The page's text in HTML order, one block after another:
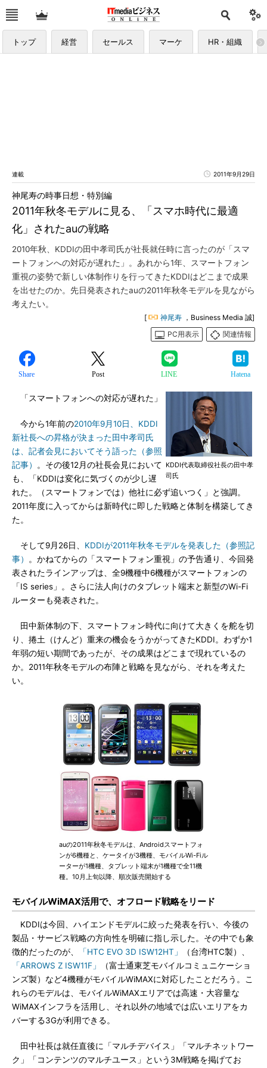
トップ 経営 セールス マーケ HR・組織
連載 2011年9月29日
2011年秋冬モデルに見る、「スマホ時代に最適
化」されたauの戦略
神尾寿の時事日想・特別編
2010年秋、KDDIの田中孝司氏が社長就任時に言ったのが「スマ
ートフォンへの対応が遅れた」。あれから1年、スマートフォン
重視の姿勢で新しい体制作りを行ってきたKDDIはどこまで成果
を出せたのか。先日発表されたauの2011年秋冬モデルを見ながら
考えたい。
[ 神尾寿 ，Business Media 誠]
PC用表示
関連情報
Share Post LINE Hatena
KDDI代表取締役社長の田中孝
司氏
「スマートフォンへの対応が遅れた」
今から1年前の2010年9月10日、KDDI
新社長への昇格が決まった田中孝司氏
は、記者会見においてそう語った（参照
記事）
。その後12月の社長会見において
も、「KDDIは変化に気づくのが少し遅
れた。（スマートフォンでは）他社に必ず追いつく」と強調。
2011年度に入ってからは新時代に即した戦略と体制を構築してき
た。
そして9月26日、 KDDIが2011年秋冬モデルを発表した（参照記
事）
。かねてからの「スマートフォン重視」の予告通り、今回発
表されたラインアップは、全9機種中6機種がスマートフォンの
「IS series」。さらに法人向けのタブレット端末と新型のWi-Fi
ルーターも発表された。
田中新体制の下、スマートフォン時代に向けて大きくを舵を切
り、捲土（けんど）重来の機会をうかがってきたKDDI。わずか1
年弱の短い期間であったが、その成果はどこまで現れているの
か。2011年秋冬モデルの布陣と戦略を見ながら、それを考えた
い。
auの2011年秋冬モデルは、Androidスマートフォ
ンが6機種と、ケータイが3機種、モバイルWi-Fiル
ーターが1機種、タブレット端末が1機種で全11機
種。10月上旬以降、順次販売開始する
モバイルWiMAX活用で、オフロード戦略をリード
KDDIは今回、ハイエンドモデルに絞った発表を行い、今後の
製品・サービス戦略の方向性を明確に指し示した。その中でも象
徴的だったのが、
「HTC EVO 3D ISW12HT」
（台湾HTC製）、
「ARROWS Z ISW11F」
（富士通東芝モバイルコミュニケーショ
ンズ製）など4機種がモバイルWiMAXに対応したことだろう。こ
れらのモデルは、モバイルWiMAXエリアでは高速・大容量な
WiMAXインフラを活用し、それ以外の地域では広いエリアをカ
バーする3Gが利用できる。
田中社長は就任直後に「マルチデバイス」「マルチネットワー
ク」「コンテンツのマルチユース」という3M戦略を掲げてお